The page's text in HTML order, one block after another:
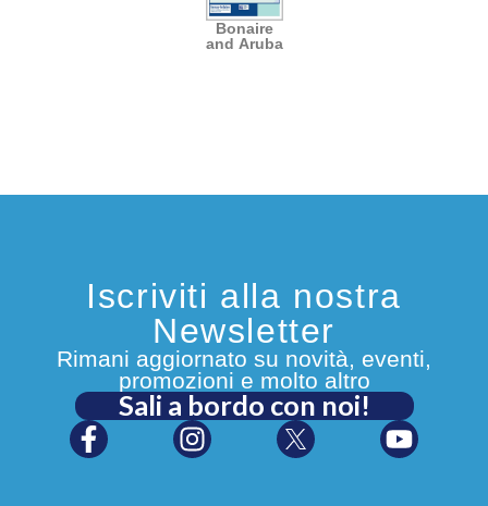
Bonaire
and Aruba
Iscriviti alla nostra
Newsletter
Rimani aggiornato su novità, eventi,
promozioni e molto altro
Sali a bordo con noi!